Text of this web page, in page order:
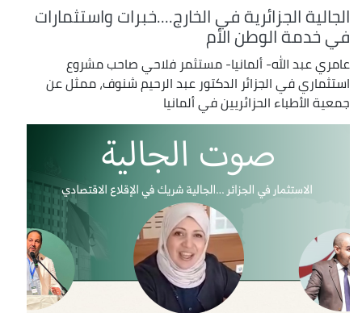
الجالية الجزائرية في الخارج....خبرات واستثمارات
في خدمة الوطن الأم
عامري عبد الله- ألمانيا- مستثمر فلاحي صاحب مشروع
استثماري في الجزائر الدكتور عبد الرحيم شنوف، ممثل عن
جمعية الأطباء الحزائريين في ألمانيا